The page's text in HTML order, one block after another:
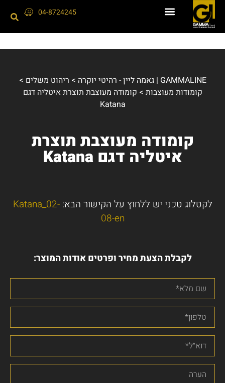
04-8724245
GAMMALINE | גאמה ליין - רהיטי יוקרה > ריהוט משלים >
קומודות מעוצבות > קומודה מעוצבת תוצרת איטליה דגם
Katana
קומודה מעוצבת תוצרת
איטליה דגם Katana
לקטלוג טכני יש ללחוץ על הקישור הבא:Katana_02-
08-en
לקבלת הצעת מחיר ופרטים אודות המוצר: